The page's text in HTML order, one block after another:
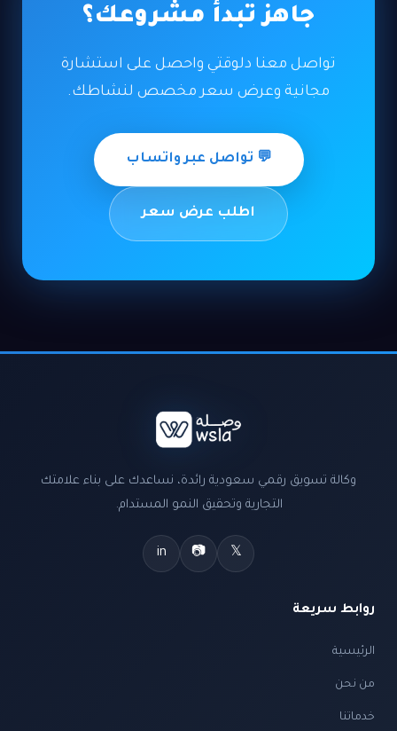
جاهز تبدأ مشروعك؟
تواصل معنا دلوقتي واحصل على استشارة
مجانية وعرض سعر مخصص لنشاطك.
💬 تواصل عبر واتساب
اطلب عرض سعر
وكالة تسويق رقمي سعودية رائدة، نساعدك على بناء علامتك
التجارية وتحقيق النمو المستدام.
𝕏
📷
in
روابط سريعة
الرئيسية
من نحن
خدماتنا